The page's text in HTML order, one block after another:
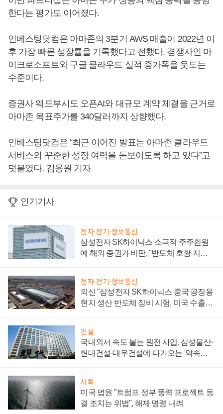
한다는 평가도 이어졌다.
인베스팅닷컴은 아마존의 3분기 AWS 매출이 2022년 이
후 가장 빠른 성장률을 기록했다고 전했다. 경쟁사인 마
이크로소프트와 구글 클라우드 실적 증가폭을 웃도는
수준이다.
증권사 웨드부시도 오픈AI와 대규모 계약 체결을 근거로
아마존 목표주가를 340달러까지 상향했다.
인베스팅닷컴은 “최근 이어진 발표는 아마존 클라우드
서비스의 꾸준한 성장 여력을 돋보이도록 하고 있다”고
덧붙였다. 김용원 기자
인기기사
전자·전기·정보통신
삼성전자 SK하이닉스 소극적 주주환원
에 해외 증권가 비판, "반도체 호황 지속
전자·전기·정보통신
외신 "삼성전자 SK하이닉스 중국 공장용
현지 생산 반도체 장비 시험, 미국 수출통
건설
국내외서 속도 붙는 원전 사업, 삼성물산·
현대건설·대우건설에 다가오는 '약속의
사회
미국 법원 "트럼프 정부 풍력 프로젝트 동
결 조치는 위법", 해제 명령 내려